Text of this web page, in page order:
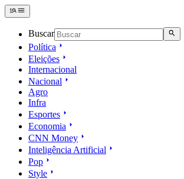
Buscar
Política
Eleições
Internacional
Nacional
Agro
Infra
Esportes
Economia
CNN Money
Inteligência Artificial
Pop
Style